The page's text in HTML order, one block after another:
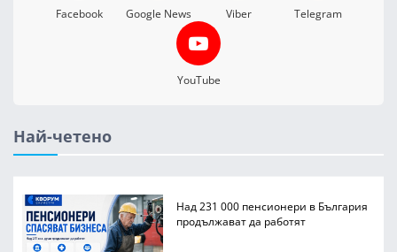
Facebook Google News Viber Telegram
YouTube
Най-четено
Над 231 000 пенсионери в България
продължават да работят